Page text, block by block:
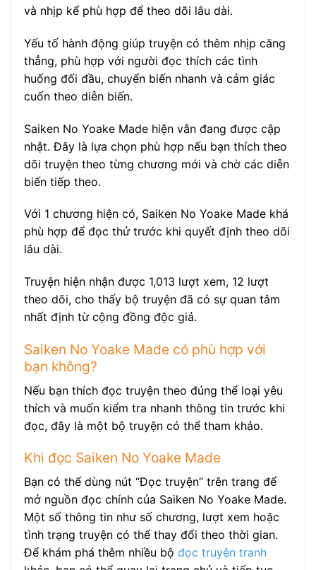
và nhịp kể phù hợp để theo dõi lâu dài.
Yếu tố hành động giúp truyện có thêm nhịp căng
thẳng, phù hợp với người đọc thích các tình
huống đối đầu, chuyển biến nhanh và cảm giác
cuốn theo diễn biến.
Saiken No Yoake Made hiện vẫn đang được cập
nhật. Đây là lựa chọn phù hợp nếu bạn thích theo
dõi truyện theo từng chương mới và chờ các diễn
biến tiếp theo.
Với 1 chương hiện có, Saiken No Yoake Made khá
phù hợp để đọc thử trước khi quyết định theo dõi
lâu dài.
Truyện hiện nhận được 1,013 lượt xem, 12 lượt
theo dõi, cho thấy bộ truyện đã có sự quan tâm
nhất định từ cộng đồng độc giả.
Saiken No Yoake Made có phù hợp với
bạn không?
Nếu bạn thích đọc truyện theo đúng thể loại yêu
thích và muốn kiểm tra nhanh thông tin trước khi
đọc, đây là một bộ truyện có thể tham khảo.
Khi đọc Saiken No Yoake Made
Bạn có thể dùng nút “Đọc truyện” trên trang để
mở nguồn đọc chính của Saiken No Yoake Made.
Một số thông tin như số chương, lượt xem hoặc
tình trạng truyện có thể thay đổi theo thời gian.
Để khám phá thêm nhiều bộ đọc truyện tranh